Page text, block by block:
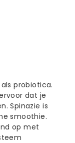
probiotica.
dat je
Spinazie is
smoothie.
op met